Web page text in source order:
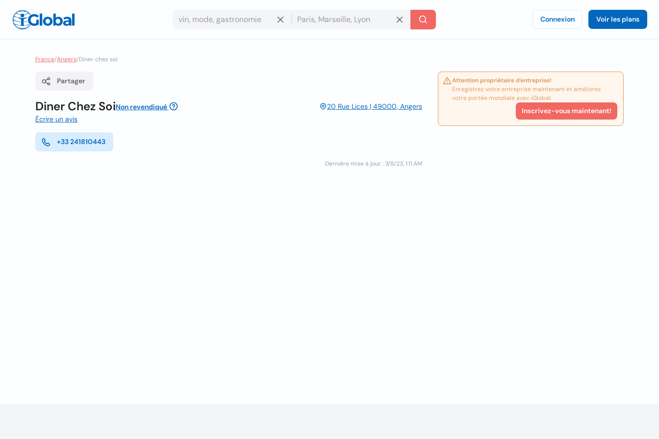
Connexion Voir les plans
France/Angers/Diner chez soi
Partager
Diner Chez SoiNon revendiqué
20 Rue Lices | 49000, Angers
Écrire un avis
+33 241810443
Dernière mise à jour : 3/8/23, 1:11 AM
Attention propriétaire d'entreprise!
Enregistrez votre entreprise maintenant et améliorez
votre portée mondiale avec iGlobal.
Inscrivez-vous maintenant!